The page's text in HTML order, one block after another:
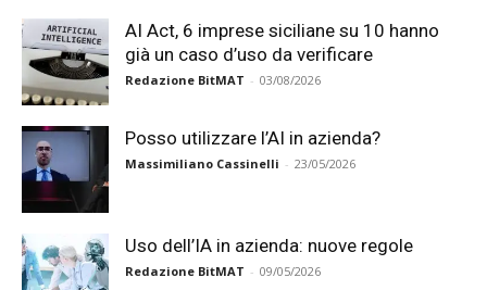
AI Act, 6 imprese siciliane su 10 hanno
già un caso d’uso da verificare
Redazione BitMAT - 03/08/2026
Posso utilizzare l’AI in azienda?
Massimiliano Cassinelli - 23/05/2026
Uso dell’IA in azienda: nuove regole
Redazione BitMAT - 09/05/2026